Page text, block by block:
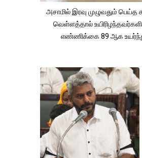
அசாமில் இரவு முழுவதும்
வெள்ளத்தால்
எண்ணிக்கை 89 ஆக